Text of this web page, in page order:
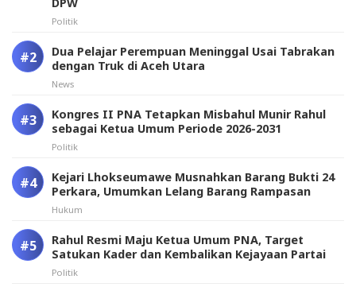
Politik
Dua Pelajar Perempuan Meninggal Usai Tabrakan
dengan Truk di Aceh Utara
News
Kongres II PNA Tetapkan Misbahul Munir Rahul
sebagai Ketua Umum Periode 2026-2031
Politik
Kejari Lhokseumawe Musnahkan Barang Bukti 24
Perkara, Umumkan Lelang Barang Rampasan
Hukum
Rahul Resmi Maju Ketua Umum PNA, Target
Satukan Kader dan Kembalikan Kejayaan Partai
Politik